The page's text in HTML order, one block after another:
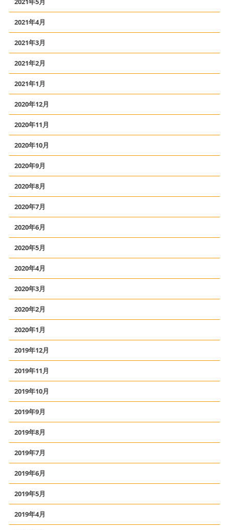
2021年4月
2021年3月
2021年2月
2021年1月
2020年12月
2020年11月
2020年10月
2020年9月
2020年8月
2020年7月
2020年6月
2020年5月
2020年4月
2020年3月
2020年2月
2020年1月
2019年12月
2019年11月
2019年10月
2019年9月
2019年8月
2019年7月
2019年6月
2019年5月
2019年4月